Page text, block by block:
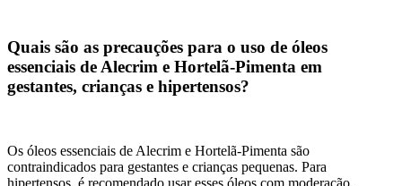
Quais são as precauções para o uso de óleos
essenciais de Alecrim e Hortelã-Pimenta em
gestantes, crianças e hipertensos?
Os óleos essenciais de Alecrim e Hortelã-Pimenta são
contraindicados para gestantes e crianças pequenas. Para